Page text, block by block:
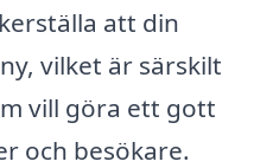
att din
vilket är särskilt
vill göra ett gott
och besökare.